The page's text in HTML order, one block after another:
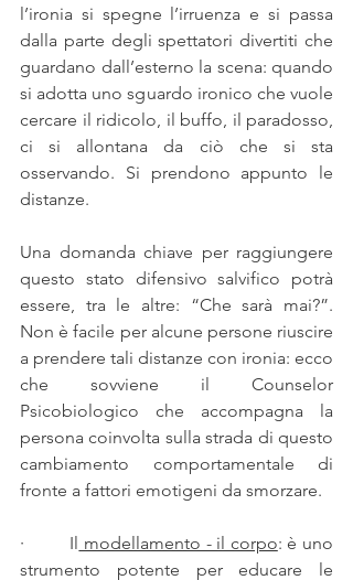
l’ironia si spegne l’irruenza e si passa
dalla parte degli spettatori divertiti che
guardano dall’esterno la scena: quando
si adotta uno sguardo ironico che vuole
cercare il ridicolo, il buffo, il paradosso,
ci si allontana da ciò che si sta
osservando. Si prendono appunto le
distanze.
Una domanda chiave per raggiungere
questo stato difensivo salvifico potrà
essere, tra le altre: “Che sarà mai?”.
Non è facile per alcune persone riuscire
a prendere tali distanze con ironia: ecco
che sovviene il Counselor
Psicobiologico che accompagna la
persona coinvolta sulla strada di questo
cambiamento comportamentale di
fronte a fattori emotigeni da smorzare.
· Il modellamento - il corpo: è uno
strumento potente per educare le